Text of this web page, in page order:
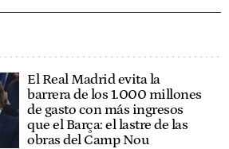
El Real Madrid evita la
barrera de los 1.000 millones
de gasto con más ingresos
que el Barça: el lastre de las
obras del Camp Nou